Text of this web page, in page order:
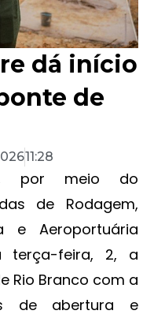
dá início
de
11:28
por meio do
de Rodagem,
e Aeroportuária
terça-feira, 2, a
Rio Branco com a
de abertura e